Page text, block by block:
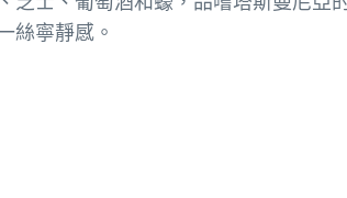
絲寧靜感。